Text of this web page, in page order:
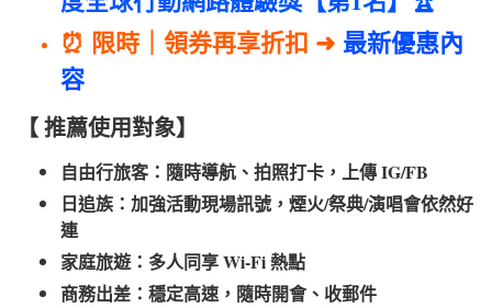
⏰ 限時｜領券再享折扣 ➜ 最新優惠內
容
【 推薦使用對象】
自由行旅客：隨時導航、拍照打卡，上傳 IG/FB
日追族：加強活動現場訊號，煙火/祭典/演唱會依然好
連
家庭旅遊：多人同享 Wi-Fi 熱點
商務出差：穩定高速，隨時開會、收郵件